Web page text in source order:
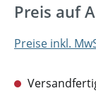
Preis auf
Preise inkl.